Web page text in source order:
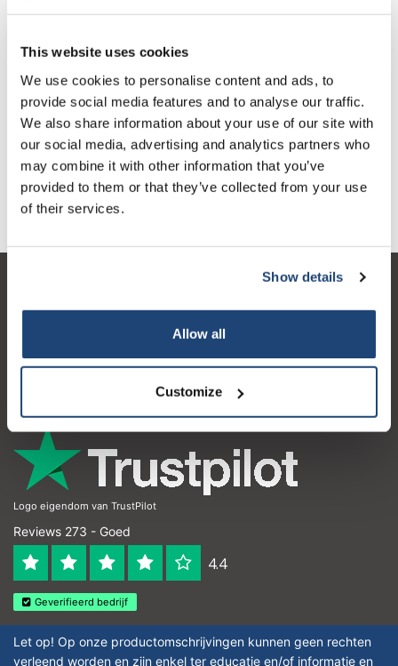
This website uses cookies
We use cookies to personalise content and ads, to
provide social media features and to analyse our traffic.
We also share information about your use of our site with
our social media, advertising and analytics partners who
may combine it with other information that you’ve
provided to them or that they’ve collected from your use
of their services.
Show details
Allow all
Customize
Aantal Product
1 Stuk
€26,21
€31,72 Meer
Toevoegen aan winkelwagen
Informatie
Contactgegevens
Logo eigendom van TrustPilot
Reviews 273 - Goed
4.4
Geverifieerd bedrijf
Let op! Op onze productomschrijvingen kunnen geen rechten
verleend worden en zijn enkel ter educatie en/of informatie en